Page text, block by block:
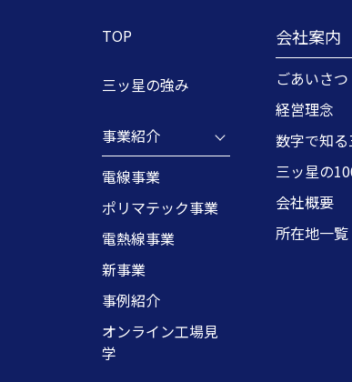
TOP
三ッ星の強み
事業紹介
電線事業
ポリマテック事業
電熱線事業
新事業
事例紹介
オンライン工場見
学
会社案内
ごあいさつ
経営理念
数字で知
三ッ星の
会社概要
所在地一覧